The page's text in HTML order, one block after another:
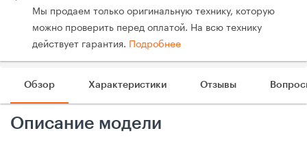
Мы продаем только оригинальную технику, которую
можно проверить перед оплатой. На всю технику
действует гарантия. Подробнее
Обзор Характеристики Отзывы
Описание модели